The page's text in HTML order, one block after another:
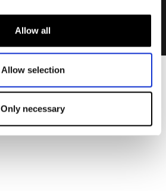
Allow all
Allow selection
Only necessary